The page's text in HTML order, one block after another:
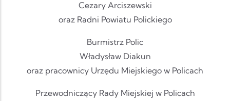
Cezary Arciszewski
oraz Radni Powiatu Polickiego
Burmistrz Polic
Władysław Diakun
oraz pracownicy Urzędu Miejskiego w Policach
Przewodniczący Rady Miejskiej w Policach